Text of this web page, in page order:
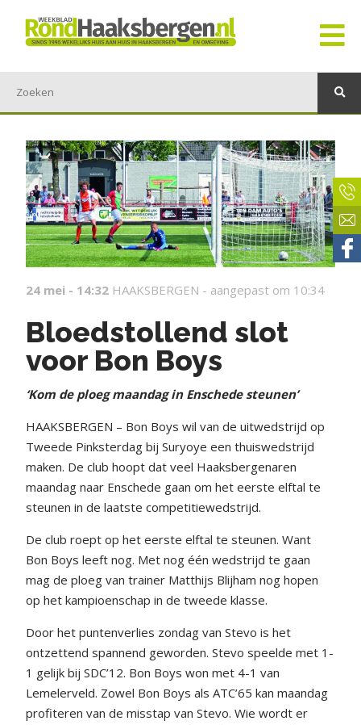
24 mei - 14:32 HAAKSBERGEN - aangepast om 10:34
Bloedstollend slot
voor Bon Boys
‘Kom de ploeg maandag in Enschede steunen’
HAAKSBERGEN – Bon Boys wil van de uitwedstrijd op
Tweede Pinksterdag bij Suryoye een thuiswedstrijd
maken. De club hoopt dat veel Haaksbergenaren
maandag naar Enschede gaan om het eerste elftal te
steunen in de laatste competitiewedstrijd.
De club roept op het eerste elftal te steunen. Want
Bon Boys leeft nog. Met nog één wedstrijd te gaan
mag de ploeg van trainer Matthijs Blijham nog hopen
op het kampioenschap in de tweede klasse.
Door het puntenverlies zondag van Stevo is het
ontzettend spannend geworden. Stevo speelde met 1-
1 gelijk bij SDC’12. Bon Boys won met 4-1 van
Lemelerveld. Zowel Bon Boys als ATC’65 kan maandag
profiteren van de misstap van Stevo. Wie wordt er